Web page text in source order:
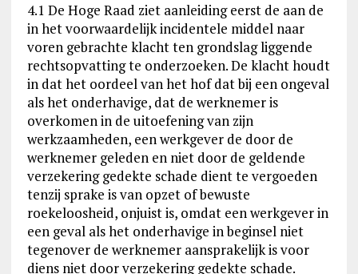
4.1 De Hoge Raad ziet aanleiding eerst de aan de
in het voorwaardelijk incidentele middel naar
voren gebrachte klacht ten grondslag liggende
rechtsopvatting te onderzoeken. De klacht houdt
in dat het oordeel van het hof dat bij een ongeval
als het onderhavige, dat de werknemer is
overkomen in de uitoefening van zijn
werkzaamheden, een werkgever de door de
werknemer geleden en niet door de geldende
verzekering gedekte schade dient te vergoeden
tenzij sprake is van opzet of bewuste
roekeloosheid, onjuist is, omdat een werkgever in
een geval als het onderhavige in beginsel niet
tegenover de werknemer aansprakelijk is voor
diens niet door verzekering gedekte schade.